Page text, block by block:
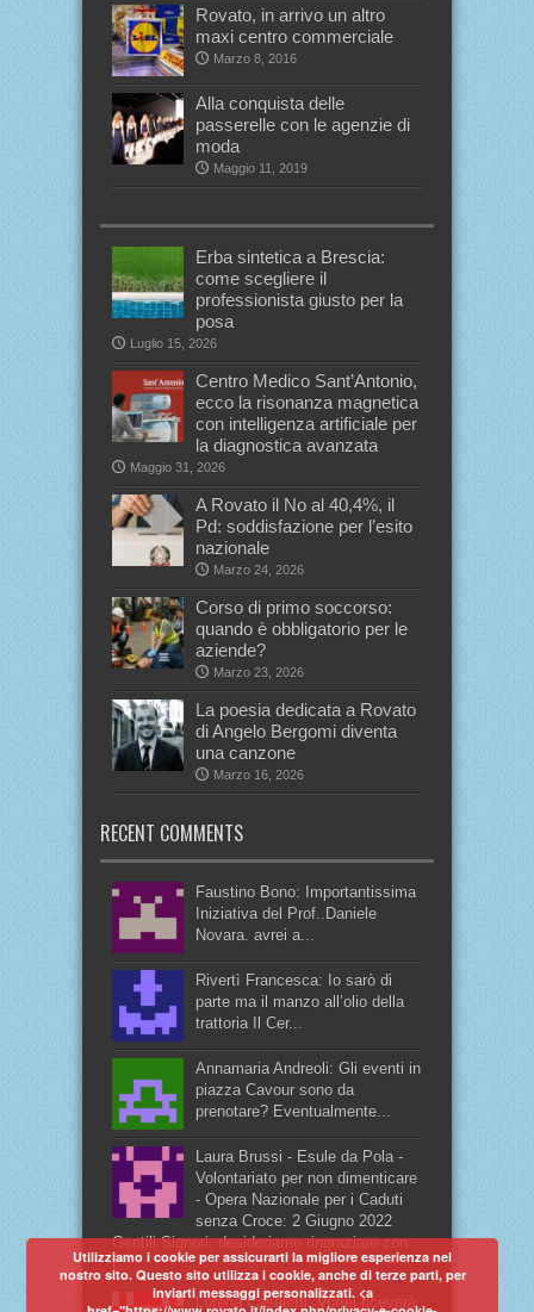
Rovato, in arrivo un altro
maxi centro commerciale
Marzo 8, 2016
Alla conquista delle
passerelle con le agenzie di
moda
Maggio 11, 2019
Erba sintetica a Brescia:
come scegliere il
professionista giusto per la
posa
Luglio 15, 2026
Centro Medico Sant’Antonio,
ecco la risonanza magnetica
con intelligenza artificiale per
la diagnostica avanzata
Maggio 31, 2026
A Rovato il No al 40,4%, il
Pd: soddisfazione per l’esito
nazionale
Marzo 24, 2026
Corso di primo soccorso:
quando è obbligatorio per le
aziende?
Marzo 23, 2026
La poesia dedicata a Rovato
di Angelo Bergomi diventa
una canzone
Marzo 16, 2026
RECENT COMMENTS
Faustino Bono: Importantissima
Iniziativa del Prof..Daniele
Novara. avrei a...
Rivertì Francesca: Io sarò di
parte ma il manzo all’olio della
trattoria Il Cer...
Annamaria Andreoli: Gli eventi in
piazza Cavour sono da
prenotare? Eventualmente...
Laura Brussi - Esule da Pola -
Volontariato per non dimenticare
- Opera Nazionale per i Caduti
senza Croce: 2 Giugno 2022
Gentili Signori, desideriamo ringraziare con
t...
Lorena Casaletti: Vorrei riceverà
Utilizziamo i cookie per assicurarti la migliore esperienza nel
nostro sito. Questo sito utilizza i cookie, anche di terze parti, per
inviarti messaggi personalizzati. <a